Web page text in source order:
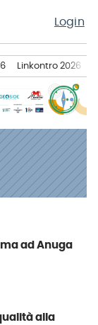
Login
Linkontro 2026
ad Anuga
alla